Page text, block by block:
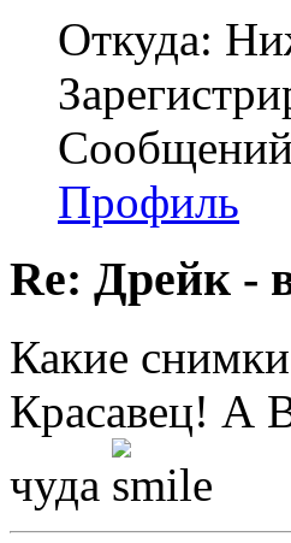
Откуда:
Профиль
Re: Дрейк -
Какие
Красавец! А
чуда